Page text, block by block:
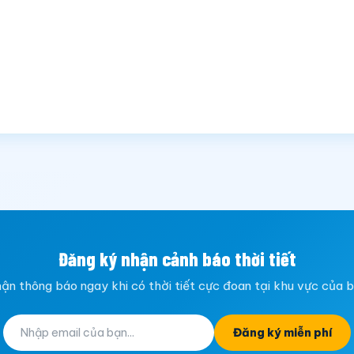
Đăng ký nhận cảnh báo thời tiết
thông báo ngay khi có thời tiết cực đoan tại khu vực của
Đăng ký miễn phí